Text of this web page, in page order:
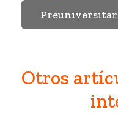
Otros